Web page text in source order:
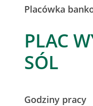
Placówka
PLAC
SÓL
Godziny pracy